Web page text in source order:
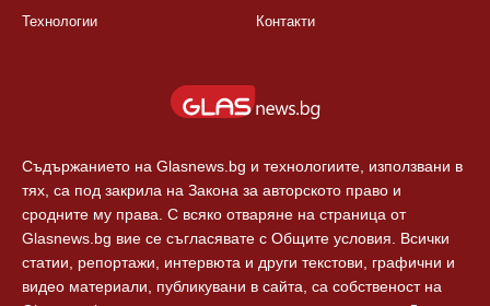
Технологии
Контакти
Съдържанието на Glasnews.bg и технологиите, използвани в
тях, са под закрила на Закона за авторското право и
сродните му права. С всяко отваряне на страница от
Glasnews.bg вие се съгласявате с Общите условия. Всички
статии, репортажи, интервюта и други текстови, графични и
видео материали, публикувани в сайта, са собственост на